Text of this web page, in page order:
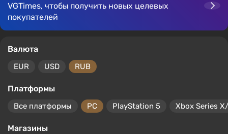
VGTimes, чтобы получить новых целевых
покупателей
Валюта
EUR USD RUB
Платформы
Все платформы PC PlayStation 5 Xbox Series
Магазины